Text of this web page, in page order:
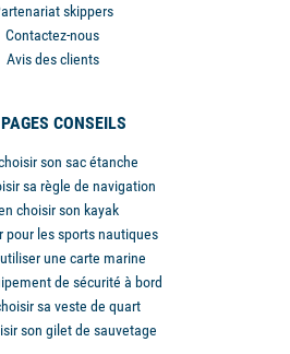
skippers
Contactez-nous
Avis des clients
CONSEILS
son sac étanche
sa règle de navigation
choisir son kayak
pour les sports nautiques
une carte marine
de sécurité à bord
sa veste de quart
son gilet de sauvetage